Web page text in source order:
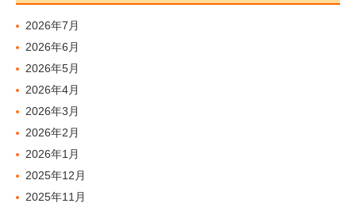
2026年7月
2026年6月
2026年5月
2026年4月
2026年3月
2026年2月
2026年1月
2025年12月
2025年11月